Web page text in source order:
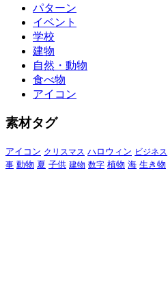
パターン
イベント
学校
建物
自然・動物
食べ物
アイコン
素材タグ
アイコン クリスマス ハロウィン ビジネス
事 動物 夏 子供 建物 数字 植物 海 生き物